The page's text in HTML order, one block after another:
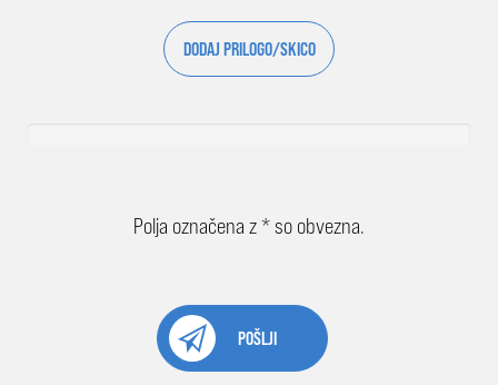
DODAJ PRILOGO/SKICO
Polja označena z * so obvezna.
POŠLJI